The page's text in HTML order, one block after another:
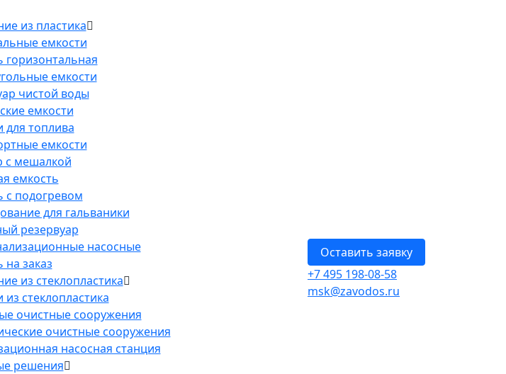
из пластика
емкости
горизонтальная
емкости
чистой воды
емкости
для топлива
емкости
с мешалкой
емкость
с подогревом
для гальваники
резервуар
насосные
на заказ
из стеклопластика
из стеклопластика
очистные сооружения
очистные сооружения
насосная станция
решения
Оставить заявку
+7 495 198-08-58
msk@zavodos.ru